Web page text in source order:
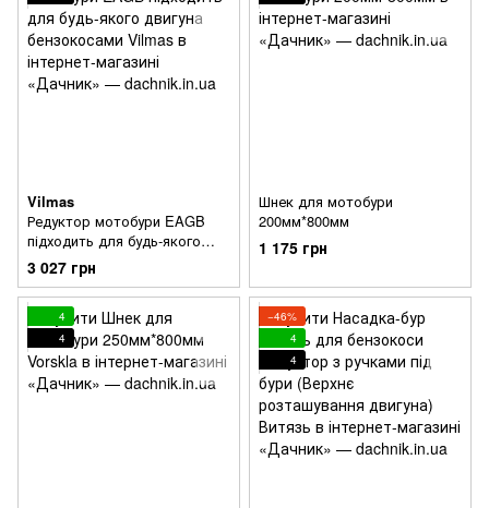
Vilmas
Редуктор мотобури EAGB
підходить для будь-якого
двигуна бензокосами
3 027 грн
Шнек для мотобури
200мм*800мм
1 175 грн
4
4
−46%
4
4